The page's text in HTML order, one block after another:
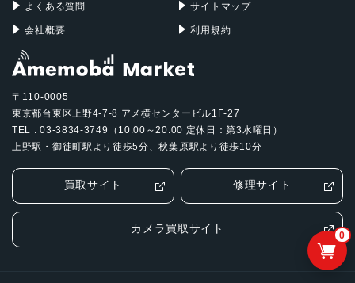
0
よくある質問
会社概要
サイトマップ
利用規約
〒110-0005
東京都台東区上野4-7-8 アメ横センタービル1F-27
TEL : 03-3834-3749（10:00～20:00 定休日：第3水曜日）
上野駅・御徒町駅より徒歩5分、秋葉原駅より徒歩10分
買取サイト 修理サイト
カメラ買取サイト